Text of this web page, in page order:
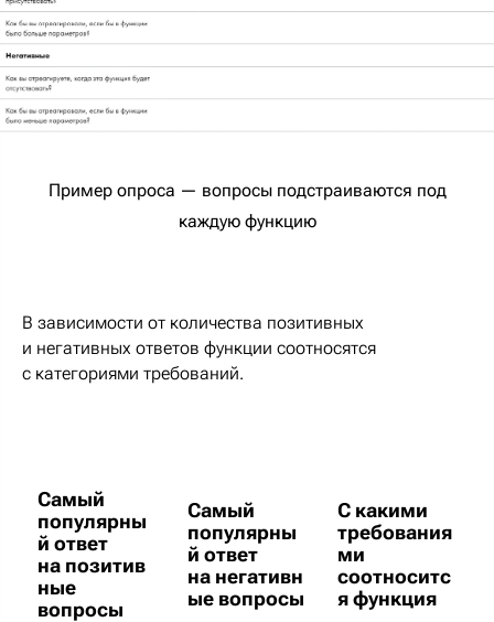
Пример опроса — вопросы подстраиваются под
каждую функцию
В зависимости от количества позитивных
и негативных ответов функции соотносятся
с категориями требований.
Самый
популярны
й ответ
на позитив
ные
вопросы
Самый
популярны
й ответ
на негативн
ые вопросы
С какими
требования
ми
соотноситс
я функция